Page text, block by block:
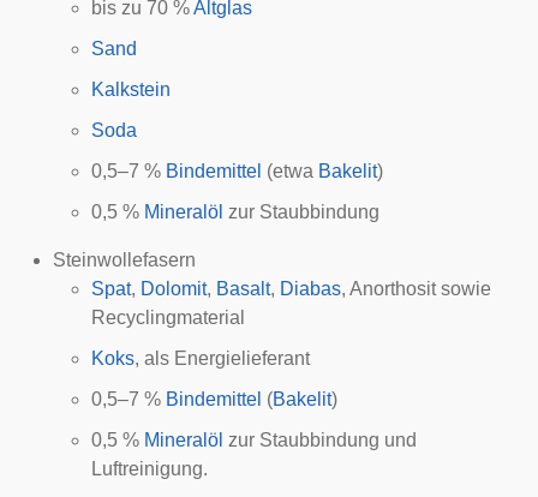
bis zu 70 %Altglas
Sand
Kalkstein
Soda
0,5–7 % Bindemittel (etwa Bakelit)
0,5 % Mineralöl zur Staubbindung
Steinwollefasern
Spat, Dolomit, Basalt, Diabas, Anorthositsowie
Recyclingmaterial
Koks, als Energielieferant
0,5–7 % Bindemittel (Bakelit)
0,5 % Mineralöl zur Staubbindung und
Luftreinigung.